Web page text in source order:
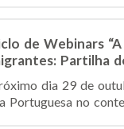
de Webinars
Partilha
dia 29 de
Portuguesa no